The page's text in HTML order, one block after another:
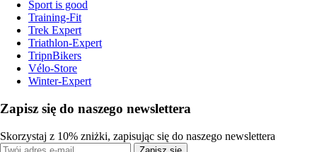
Sport is good
Training-Fit
Trek Expert
Triathlon-Expert
TripnBikers
Vélo-Store
Winter-Expert
Zapisz się do naszego newslettera
Skorzystaj z 10% zniżki, zapisując się do naszego newslettera